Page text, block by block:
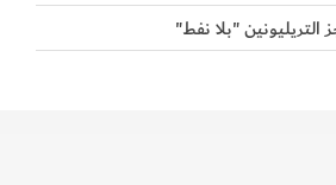
"بلا نفط"